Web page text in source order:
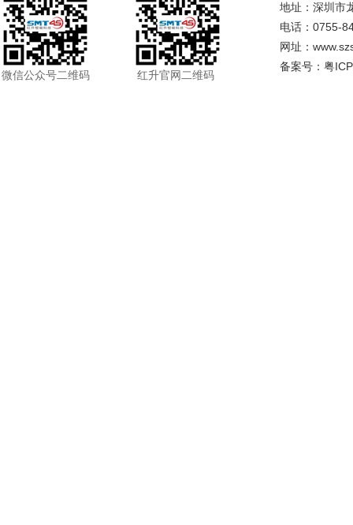
微信公众号二维码 红升官网二维码
地址：深圳市
电话：0755-
网址：
备案号： 粤